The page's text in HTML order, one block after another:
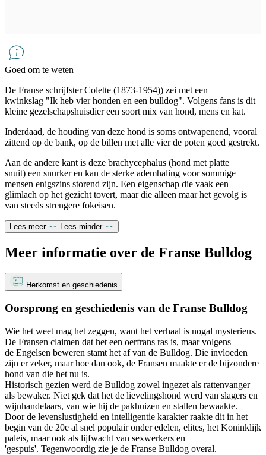
Goed om te weten
De Franse schrijfster Colette (1873-1954)) zei met een
kwinkslag "Ik heb vier honden en een bulldog". Volgens fans is dit
kleine gezelschapshuisdier een soort mix van hond, mens en kat.
Inderdaad, de houding van deze hond is soms ontwapenend, vooral
zittend op de bank, op de billen met alle vier de poten goed gestrekt.
Aan de andere kant is deze brachycephalus (hond met platte
snuit) een snurker en kan de sterke ademhaling voor sommige
mensen enigszins storend zijn. Een eigenschap die vaak een
glimlach op het gezicht tovert, maar die alleen maar het gevolg is
van steeds strengere fokeisen.
Lees meer Lees minder
Meer informatie over de Franse Bulldog
Herkomst en geschiedenis
Oorsprong en geschiedenis van de Franse Bulldog
Wie het weet mag het zeggen, want het verhaal is nogal mysterieus.
De Fransen claimen dat het een oerfrans ras is, maar volgens
de Engelsen beweren stamt het af van de Bulldog. Die invloeden
zijn er zeker, maar hoe dan ook, de Fransen maakte er de bijzondere
hond van die het nu is.
Historisch gezien werd de Bulldog zowel ingezet als rattenvanger
als bewaker. Niet gek dat het de lievelingshond werd van slagers en
wijnhandelaars, van wie hij de pakhuizen en stallen bewaakte.
Door de levenslustigheid en intelligentie karakter raakte dit in het
begin van de 20e al snel populair onder edelen, elites, het Koninklijk
paleis, maar ook als lijfwacht van sexwerkers en
'gespuis'. Tegenwoordig zie je de Franse Bulldog overal.